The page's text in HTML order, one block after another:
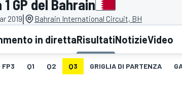
WEC
GP del Bahrain
2019| Bahrain International Circuit, BH
in direttaRisultatiNotizieVideo
FP3 Q1 Q2 Q3 GRIGLIA DI PARTENZA